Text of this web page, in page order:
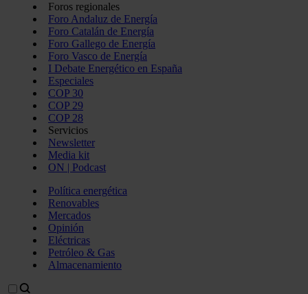
Foros regionales
Foro Andaluz de Energía
Foro Catalán de Energía
Foro Gallego de Energía
Foro Vasco de Energía
I Debate Energético en España
Especiales
COP 30
COP 29
COP 28
Servicios
Newsletter
Media kit
ON | Podcast
Política energética
Renovables
Mercados
Opinión
Eléctricas
Petróleo & Gas
Almacenamiento